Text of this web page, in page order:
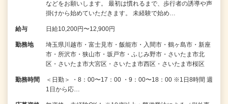
などをお願いします。 最初は慣れるまで、歩行者の誘導や声
掛けから始めていただきます。 未経験で始め…
給与 日給10,200円〜12,900円
勤務地
埼玉県川越市・富士見市・飯能市・入間市・鶴ヶ島市・新座
市・所沢市・狭山市・坂戸市・ふじみ野市・さいたま市北
区・さいたま市大宮区・さいたま市西区・さいたま市桜区
勤務時間
＜日勤＞ ・8：00〜17：00 ・9：00〜18：00 ※1日8時間 週
1日から応…